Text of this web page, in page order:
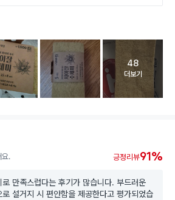
록 개수
고객 리뷰
48
더보기
요. 긍정리뷰91%
만족스럽다는 후기가 많습니다. 부드러운
설거지 시 편안함을 제공한다고 평가되었습